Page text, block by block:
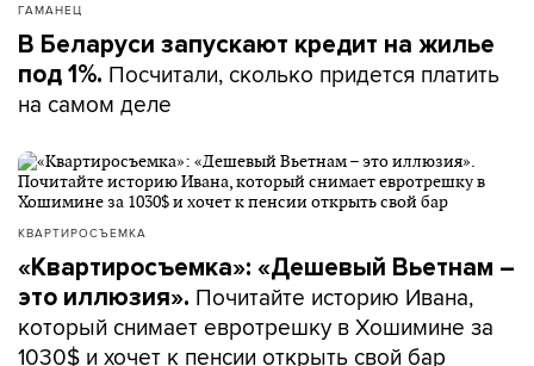
ГАМАНЕЦ
В Беларуси запускают кредит на жилье
под 1%. Посчитали, сколько придется платить
на самом деле
КВАРТИРОСЪЕМКА
«Квартиросъемка»: «Дешевый Вьетнам –
это иллюзия». Почитайте историю Ивана,
который снимает евротрешку в Хошимине за
1030$ и хочет к пенсии открыть свой бар